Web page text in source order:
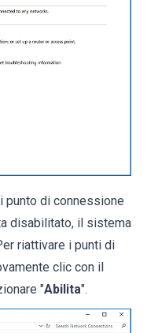
punto di connessione
disabilitato, il sistema
riattivare i punti di
clic con il
"Abilita".